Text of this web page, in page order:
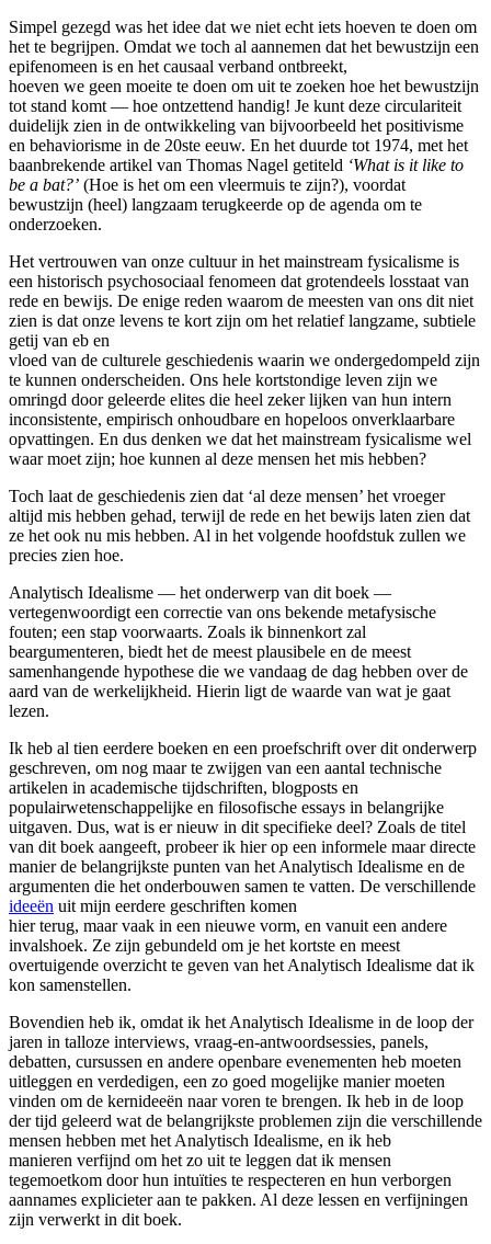
Simpel gezegd was het idee dat we niet echt iets hoeven te doen om
het te begrijpen. Omdat we toch al aannemen dat het bewustzijn een
epifenomeen is en het causaal verband ontbreekt,
hoeven we geen moeite te doen om uit te zoeken hoe het bewustzijn
tot stand komt — hoe ontzettend handig! Je kunt deze circulariteit
duidelijk zien in de ontwikkeling van bijvoorbeeld het positivisme
en behaviorisme in de 20ste eeuw. En het duurde tot 1974, met het
baanbrekende artikel van Thomas Nagel getiteld ‘What is it like to
be a bat?’ (Hoe is het om een vleermuis te zijn?), voordat
bewustzijn (heel) langzaam terugkeerde op de agenda om te
onderzoeken.
Het vertrouwen van onze cultuur in het mainstream fysicalisme is
een historisch psychosociaal fenomeen dat grotendeels losstaat van
rede en bewijs. De enige reden waarom de meesten van ons dit niet
zien is dat onze levens te kort zijn om het relatief langzame, subtiele
getij van eb en
vloed van de culturele geschiedenis waarin we ondergedompeld zijn
te kunnen onderscheiden. Ons hele kortstondige leven zijn we
omringd door geleerde elites die heel zeker lijken van hun intern
inconsistente, empirisch onhoudbare en hopeloos onverklaarbare
opvattingen. En dus denken we dat het mainstream fysicalisme wel
waar moet zijn; hoe kunnen al deze mensen het mis hebben?
Toch laat de geschiedenis zien dat ‘al deze mensen’ het vroeger
altijd mis hebben gehad, terwijl de rede en het bewijs laten zien dat
ze het ook nu mis hebben. Al in het volgende hoofdstuk zullen we
precies zien hoe.
Analytisch Idealisme — het onderwerp van dit boek —
vertegenwoordigt een correctie van ons bekende metafysische
fouten; een stap voorwaarts. Zoals ik binnenkort zal
beargumenteren, biedt het de meest plausibele en de meest
samenhangende hypothese die we vandaag de dag hebben over de
aard van de werkelijkheid. Hierin ligt de waarde van wat je gaat
lezen.
Ik heb al tien eerdere boeken en een proefschrift over dit onderwerp
geschreven, om nog maar te zwijgen van een aantal technische
artikelen in academische tijdschriften, blogposts en
populairwetenschappelijke en filosofische essays in belangrijke
uitgaven. Dus, wat is er nieuw in dit specifieke deel? Zoals de titel
van dit boek aangeeft, probeer ik hier op een informele maar directe
manier de belangrijkste punten van het Analytisch Idealisme en de
argumenten die het onderbouwen samen te vatten. De verschillende
ideeën uit mijn eerdere geschriften komen
hier terug, maar vaak in een nieuwe vorm, en vanuit een andere
invalshoek. Ze zijn gebundeld om je het kortste en meest
overtuigende overzicht te geven van het Analytisch Idealisme dat ik
kon samenstellen.
Bovendien heb ik, omdat ik het Analytisch Idealisme in de loop der
jaren in talloze interviews, vraag-en-antwoordsessies, panels,
debatten, cursussen en andere openbare evenementen heb moeten
uitleggen en verdedigen, een zo goed mogelijke manier moeten
vinden om de kernideeën naar voren te brengen. Ik heb in de loop
der tijd geleerd wat de belangrijkste problemen zijn die verschillende
mensen hebben met het Analytisch Idealisme, en ik heb
manieren verfijnd om het zo uit te leggen dat ik mensen
tegemoetkom door hun intuïties te respecteren en hun verborgen
aannames explicieter aan te pakken. Al deze lessen en verfijningen
zijn verwerkt in dit boek.